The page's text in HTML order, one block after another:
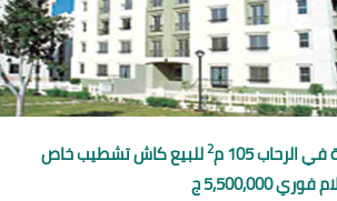
فيالرحاب105 م 2للبيع كاش تشطيب خاص
5,500,000 ج